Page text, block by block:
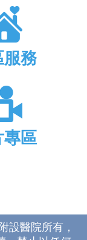
服務
專區
設醫院所有，